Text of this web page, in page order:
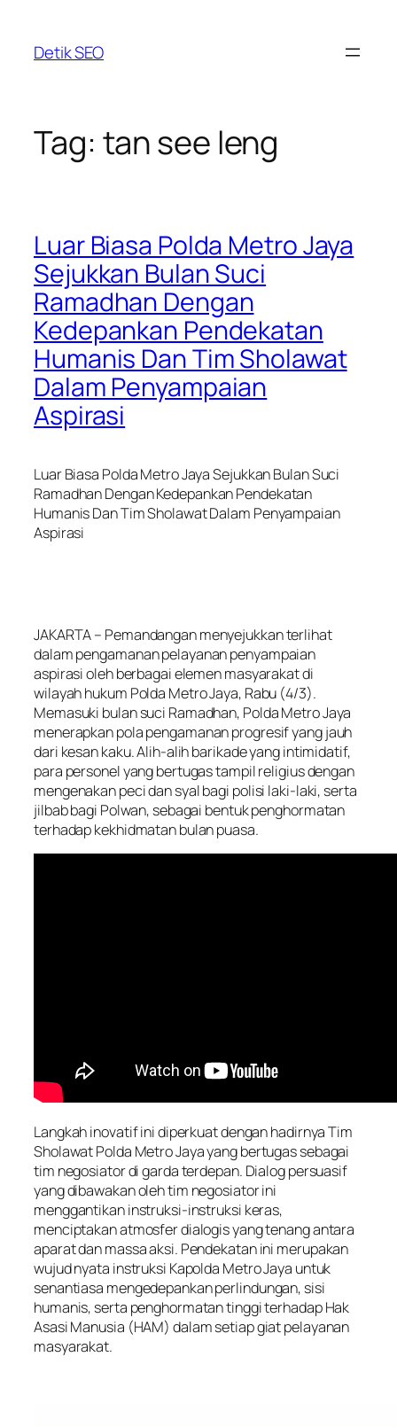
content
Detik SEO
Tag: tan see leng
Luar Biasa Polda Metro Jaya
Sejukkan Bulan Suci
Ramadhan Dengan
Kedepankan Pendekatan
Humanis Dan Tim Sholawat
Dalam Penyampaian
Aspirasi
Luar Biasa Polda Metro Jaya Sejukkan Bulan Suci
Ramadhan Dengan Kedepankan Pendekatan
Humanis Dan Tim Sholawat Dalam Penyampaian
Aspirasi
JAKARTA – Pemandangan menyejukkan terlihat
dalam pengamanan pelayanan penyampaian
aspirasi oleh berbagai elemen masyarakat di
wilayah hukum Polda Metro Jaya, Rabu (4/3).
Memasuki bulan suci Ramadhan, Polda Metro Jaya
menerapkan pola pengamanan progresif yang jauh
dari kesan kaku. Alih-alih barikade yang intimidatif,
para personel yang bertugas tampil religius dengan
mengenakan peci dan syal bagi polisi laki-laki, serta
jilbab bagi Polwan, sebagai bentuk penghormatan
terhadap kekhidmatan bulan puasa.
Langkah inovatif ini diperkuat dengan hadirnya Tim
Sholawat Polda Metro Jaya yang bertugas sebagai
tim negosiator di garda terdepan. Dialog persuasif
yang dibawakan oleh tim negosiator ini
menggantikan instruksi-instruksi keras,
menciptakan atmosfer dialogis yang tenang antara
aparat dan massa aksi. Pendekatan ini merupakan
wujud nyata instruksi Kapolda Metro Jaya untuk
senantiasa mengedepankan perlindungan, sisi
humanis, serta penghormatan tinggi terhadap Hak
Asasi Manusia (HAM) dalam setiap giat pelayanan
masyarakat.